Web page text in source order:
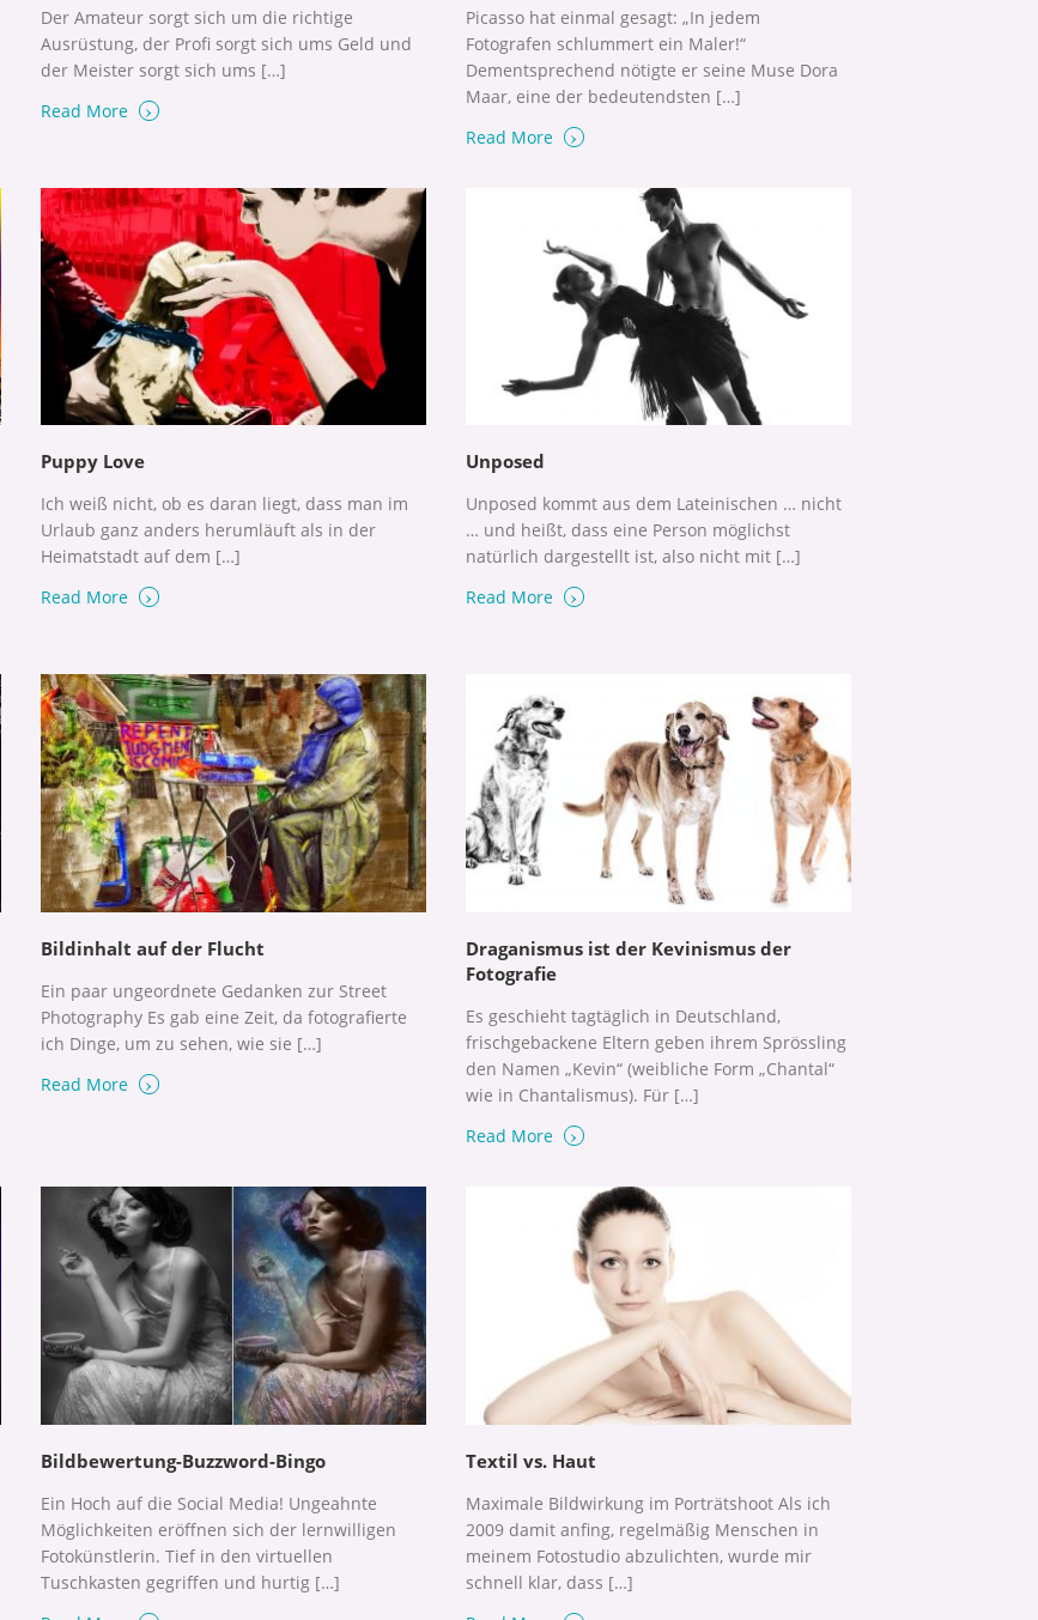
Der Amateur sorgt sich um die richtige
Ausrüstung, der Profi sorgt sich ums Geld und
der Meister sorgt sich ums […]
Read More
›
Picasso hat einmal gesagt: „In jedem
Fotografen schlummert ein Maler!“
Dementsprechend nötigte er seine Muse Dora
Maar, eine der bedeutendsten […]
Read More
›
Puppy Love
Ich weiß nicht, ob es daran liegt, dass man im
Urlaub ganz anders herumläuft als in der
Heimatstadt auf dem […]
Read More
›
Unposed
Unposed kommt aus dem Lateinischen … nicht
… und heißt, dass eine Person möglichst
natürlich dargestellt ist, also nicht mit […]
Read More
›
Bildinhalt auf der Flucht
Ein paar ungeordnete Gedanken zur Street
Photography Es gab eine Zeit, da fotografierte
ich Dinge, um zu sehen, wie sie […]
Read More
›
Draganismus ist der Kevinismus der
Fotografie
Es geschieht tagtäglich in Deutschland,
frischgebackene Eltern geben ihrem Sprössling
den Namen „Kevin“ (weibliche Form „Chantal“
wie in Chantalismus). Für […]
Read More
›
Bildbewertung-Buzzword-Bingo
Ein Hoch auf die Social Media! Ungeahnte
Möglichkeiten eröffnen sich der lernwilligen
Fotokünstlerin. Tief in den virtuellen
Tuschkasten gegriffen und hurtig […]
Textil vs. Haut
Maximale Bildwirkung im Porträtshoot Als ich
2009 damit anfing, regelmäßig Menschen in
meinem Fotostudio abzulichten, wurde mir
schnell klar, dass […]